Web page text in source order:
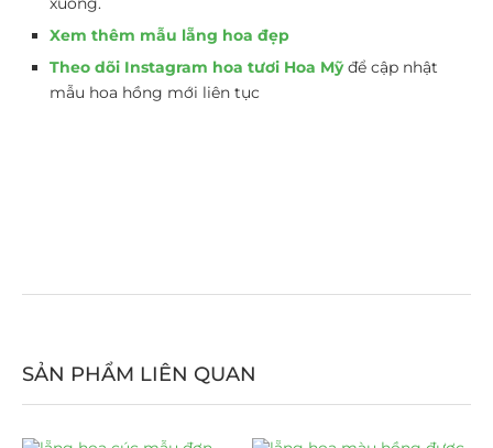
Xem thêm mẫu lẵng hoa đẹp
Theo dõi Instagram hoa tươi Hoa Mỹđể cập nhật
mẫu hoa hồng mới liên tục
SẢN PHẨM LIÊN QUAN